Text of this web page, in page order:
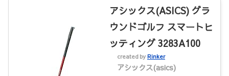
アシックス(ASICS) グラ
ウンドゴルフ スマートヒ
ッティング 3283A100
created by Rinker
アシックス(asics)